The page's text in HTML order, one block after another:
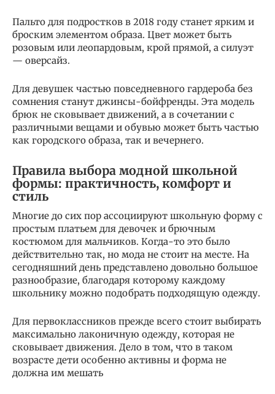
Пальто для подростков в 2018 году станет ярким и
броским элементом образа. Цвет может быть
розовым или леопардовым, крой прямой, а силуэт
— оверсайз.
Для девушек частью повседневного гардероба без
сомнения станут джинсы-бойфренды. Эта модель
брюк не сковывает движений, а в сочетании с
различными вещами и обувью может быть частью
как городского образа, так и вечернего.
Правила выбора модной школьной
формы: практичность, комфорт и
стиль
Многие до сих пор ассоциируют школьную форму с
простым платьем для девочек и брючным
костюмом для мальчиков. Когда-то это было
действительно так, но мода не стоит на месте. На
сегодняшний день представлено довольно большое
разнообразие, благодаря которому каждому
школьнику можно подобрать подходящую одежду.
Для первоклассников прежде всего стоит выбирать
максимально лаконичную одежду, которая не
сковывает движения. Дело в том, что в таком
возрасте дети особенно активны и форма не
должна им мешать